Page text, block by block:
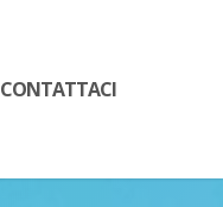
CONTATTACI